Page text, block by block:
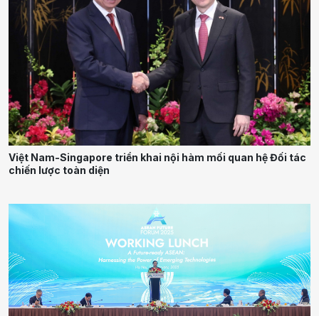
Việt Nam-Singapore triển khai nội hàm mối quan hệ Đối tác
chiến lược toàn diện